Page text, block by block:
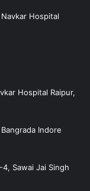
Hospital
Hospital Raipur,
Indore
Sawai Jai Singh